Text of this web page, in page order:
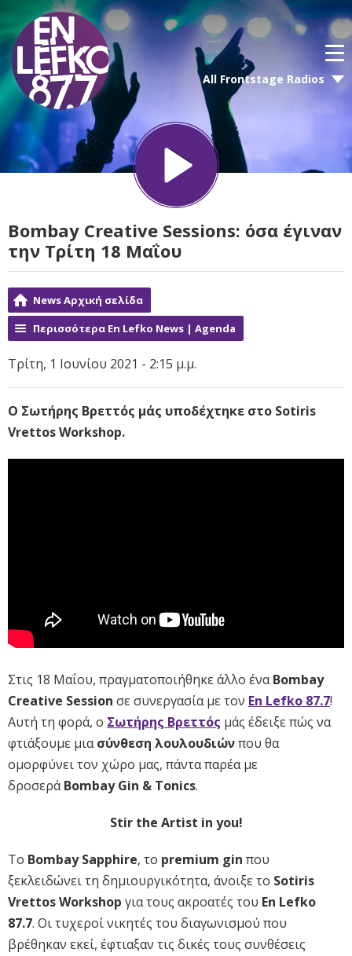
All Frontstage Radios
Bombay Creative Sessions: όσα έγιναν
την Τρίτη 18 Μαΐου
News Αρχική σελίδα
Περισσότερα En Lefko News | Agenda
Τρίτη, 1 Ιουνίου 2021 - 2:15 μ.μ.
Ο Σωτήρης Βρεττός μάς υποδέχτηκε στο Sotiris
Vrettos Workshop.
Στις 18 Μαΐου, πραγματοποιήθηκε άλλο έναBombay
Creative Session σε συνεργασία με τον Εn Lefko 87.7!
Αυτή τη φορά, ο Σωτήρης Βρεττός μάς έδειξε πώς να
φτιάξουμε μιασύνθεση λουλουδιώνπου θα
ομορφύνει τον χώρο μας, πάντα παρέα με
δροσεράBombay Gin & Tonics.
Stir the Artist in you!
Το Bombay Sapphire, το premium gin που
ξεκλειδώνει τη δημιουργικότητα, άνοιξε το Sotiris
Vrettos Workshop για τους ακροατές του En Lefko
87.7. Οι τυχεροί νικητές του διαγωνισμού που
βρέθηκαν εκεί, έφτιαξαν τις δικές τους συνθέσεις